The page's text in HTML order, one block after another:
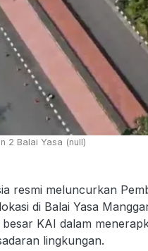
2 Balai Yasa (null)
resmi meluncurkan
di Balai Yasa
KAI dalam
lingkungan.